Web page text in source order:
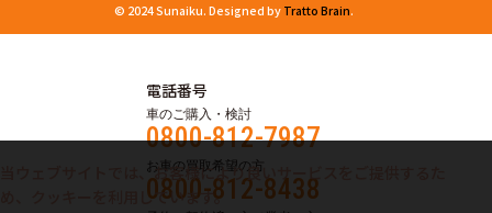
© 2024 Sunaiku. Designed by Tratto Brain.
電話番号
車のご購入・検討
0800-812-7987
お車の買取希望の方
0800-812-8438
当ウェブサイトでは、お客様により良いサービスをご提供するた
め、クッキーを利用しています。